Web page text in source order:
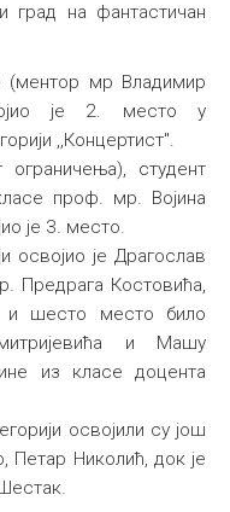
град на фантастичан
(ментор мр Владимир
је 2. место у
,,Концертист".
студент
проф. мр. Војина
је 3. место.
освојио је Драгослав
Предрага Костовића,
и шесто место било
и Машу
из класе доцента
освојили су још
Петар Николић, док је